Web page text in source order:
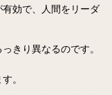
効で、人間をリーダ
きり異なるのです。
。